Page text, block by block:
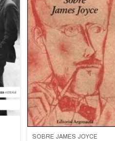
SOBRE JAMES JOYCE